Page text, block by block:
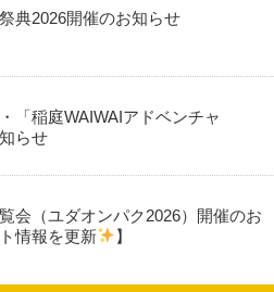
典2026開催のお知らせ
「稲庭WAIWAIアドベンチャ
らせ
会（ユダオンパク2026）開催のお
情報を更新
】